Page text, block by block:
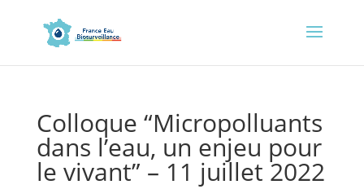
Colloque “Micropolluants
dans l’eau, un enjeu pour
le vivant” – 11 juillet 2022